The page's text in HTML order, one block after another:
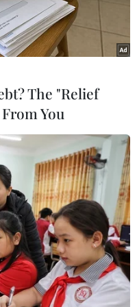
TTXVN)
Biên phòng tỉnh Cà
năng vừa tổ chức
viên trôi đạt trên
CM 99793 TS gặp
The "Relief
You